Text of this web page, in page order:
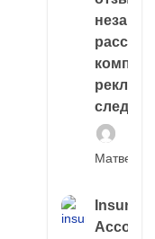
следа
Матвей
Account